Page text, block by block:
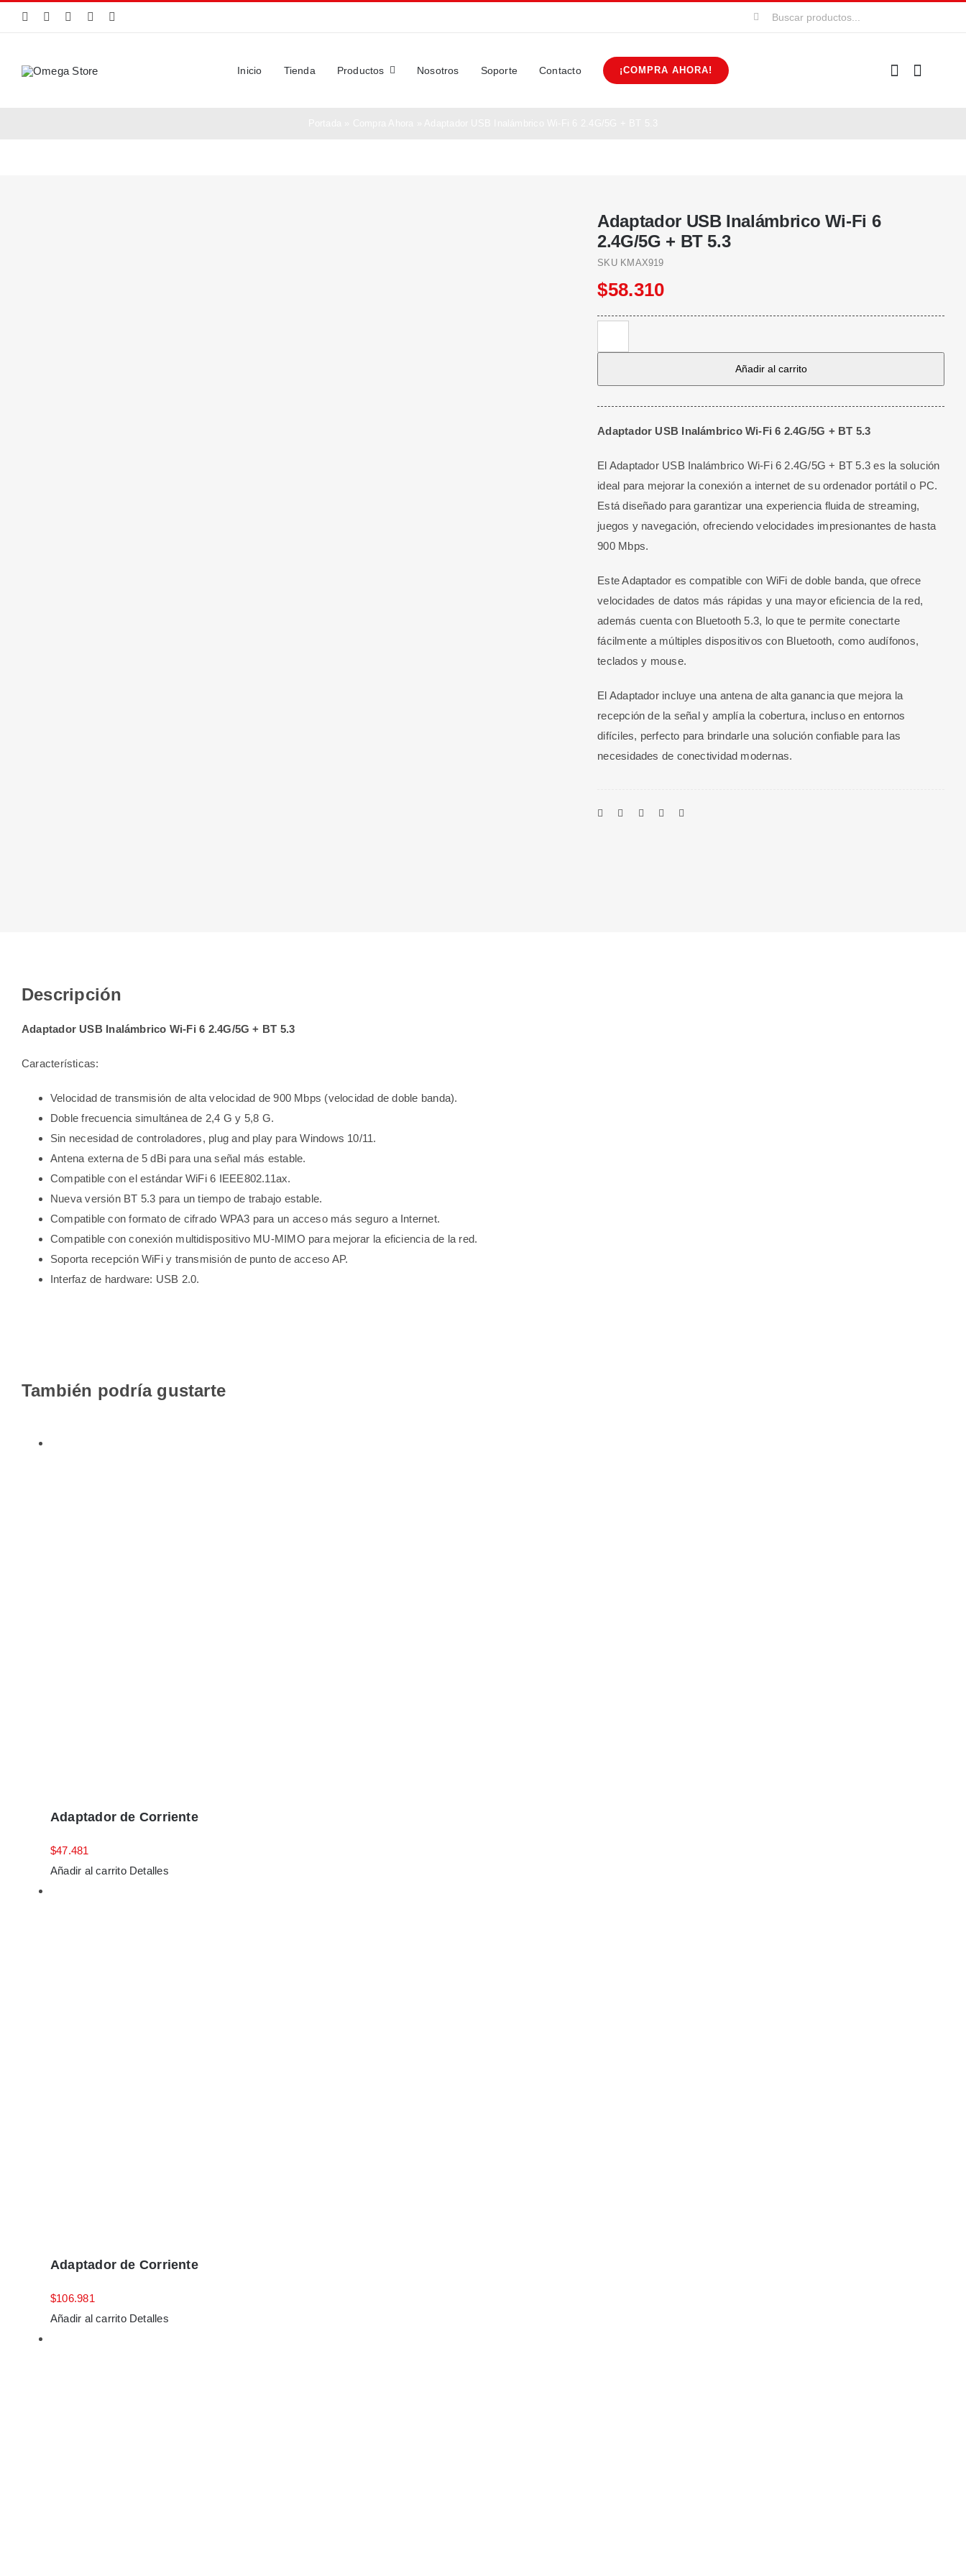
Buscar:
Inicio Tienda Productos Nosotros Soporte Contacto ¡COMPRA AHORA!
Adaptador USB Inalámbrico Wi-Fi 6
2.4G/5G + BT 5.3
SKU KMAX919
$58.310
USB
Wi-
Fi
6
+
BT
5.3
cantidad
Añadir al carrito
Adaptador USB Inalámbrico Wi-Fi 6 2.4G/5G + BT 5.3
El Adaptador USB Inalámbrico Wi-Fi 6 2.4G/5G + BT 5.3 es la solución
ideal para mejorar la conexión a internet de su ordenador portátil o PC.
Está diseñado para garantizar una experiencia fluida de streaming,
juegos y navegación, ofreciendo velocidades impresionantes de hasta
900 Mbps.
Este Adaptador es compatible con WiFi de doble banda, que ofrece
velocidades de datos más rápidas y una mayor eficiencia de la red,
además cuenta con Bluetooth 5.3, lo que te permite conectarte
fácilmente a múltiples dispositivos con Bluetooth, como audífonos,
teclados y mouse.
El Adaptador incluye una antena de alta ganancia que mejora la
recepción de la señal y amplía la cobertura, incluso en entornos
difíciles, perfecto para brindarle una solución confiable para las
necesidades de conectividad modernas.
Descripción
Adaptador USB Inalámbrico Wi-Fi 6 2.4G/5G + BT 5.3
Características:
Velocidad de transmisión de alta velocidad de 900 Mbps (velocidad de doble banda).
Doble frecuencia simultánea de 2,4 G y 5,8 G.
Sin necesidad de controladores, plug and play para Windows 10/11.
Antena externa de 5 dBi para una señal más estable.
Compatible con el estándar WiFi 6 IEEE802.11ax.
Nueva versión BT 5.3 para un tiempo de trabajo estable.
Compatible con formato de cifrado WPA3 para un acceso más seguro a Internet.
Compatible con conexión multidispositivo MU-MIMO para mejorar la eficiencia de la red.
Soporta recepción WiFi y transmisión de punto de acceso AP.
Interfaz de hardware: USB 2.0.
También podría gustarte
Adaptador de Corriente
$47.481
Añadir al carrito Detalles
Adaptador de Corriente
$106.981
Añadir al carrito Detalles